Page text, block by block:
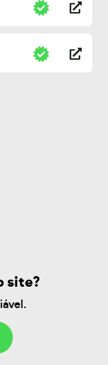
site?